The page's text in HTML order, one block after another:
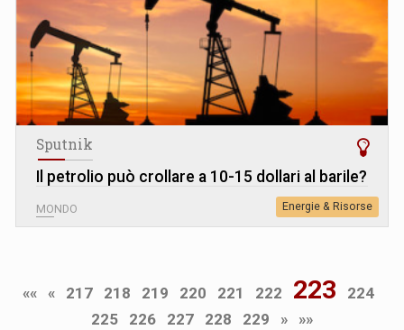
Sputnik
Il petrolio può crollare a 10-15 dollari al barile?
MONDO Energie & Risorse
«« « 217 218 219 220 221 222 223
224
225
226 227 228 229 » »»